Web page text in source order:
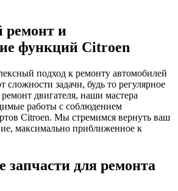
ремонт и
функций Citroen
подход к ремонту автомобилей
сложности задачи, будь то регулярное
двигателя, наши мастера
работы с соблюдением
Citroen. Мы стремимся вернуть ваш
максимально приближенное к
запчасти для ремонта